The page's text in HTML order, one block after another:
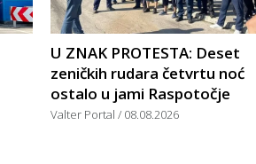
U ZNAK PROTESTA: Deset
zeničkih rudara četvrtu noć
ostalo u jami Raspotočje
Valter Portal 08.08.2026